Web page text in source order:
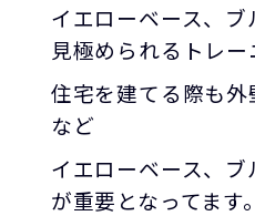
イエローベース、ブ
見極められるトレー
住宅を建てる際も
など
イエローベース、
が重要となってます。